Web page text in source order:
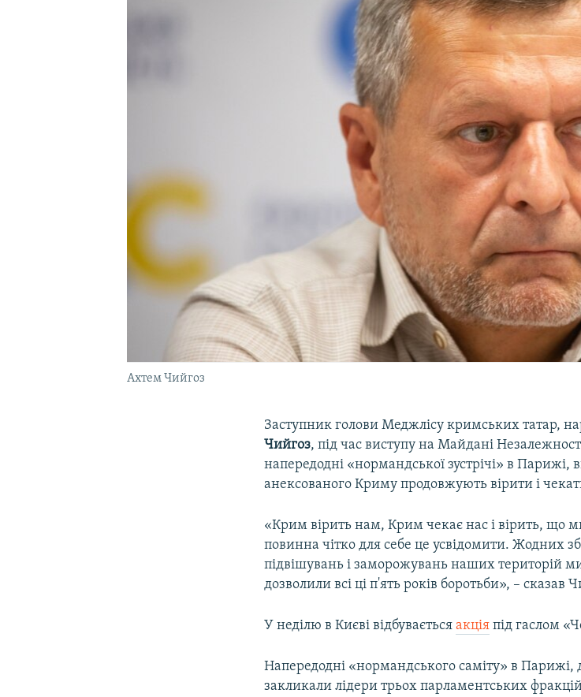
Ахтем Чийгоз
Заступник голови Меджлісу кримських татар,
Чийгоз, під час виступу на Майдані
напередодні «нормандської зустрічі» в Парижі,
анексованого Криму продовжують вірити і
«Крим вірить нам, Крим чекає нас і вірить, що
повинна чітко для себе це усвідомити. Жодних
підвішувань і заморожувань наших територій
дозволили всі ці п'ять років боротьби», – сказав
У неділю в Києві відбуваєтьсяакція під гаслом
Напередодні «нормандського саміту» в Парижі,
закликали лідери трьох парламентських